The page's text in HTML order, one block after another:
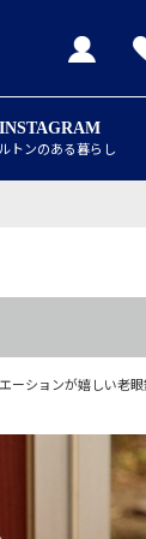
INSTAGRAM
トンのある暮らし
ーションが嬉しい老